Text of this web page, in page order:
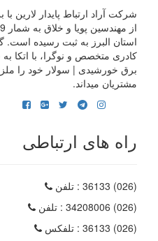
شرکت آراد ارتباط پایدار لارین
استان البرز به ثبت رسیده است.
کادری متخصص و نوگرا، با اتکا
برق خورشیدی | سولار خود را
مشتریان میداند.
راه های ارتباطی
(026) 36133
: تلفن
(026) 34208006
: تلفن
(026) 36133
: تلفکس